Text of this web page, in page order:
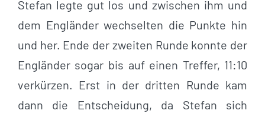
Stefan legte gut los und zwischen ihm und
dem Engländer wechselten die Punkte hin
und her. Ende der zweiten Runde konnte der
Engländer sogar bis auf einen Treffer, 11:10
verkürzen. Erst in der dritten Runde kam
dann die Entscheidung, da Stefan sich